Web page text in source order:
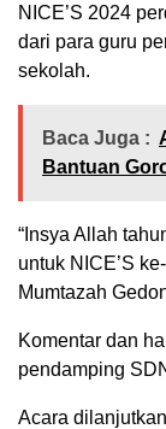
NICE’S 2024
dari para guru
sekolah.
Baca Juga :
Bantuan
“Insya Allah
untuk NICE’S
Mumtazah
Komentar dan
pendamping
Acara